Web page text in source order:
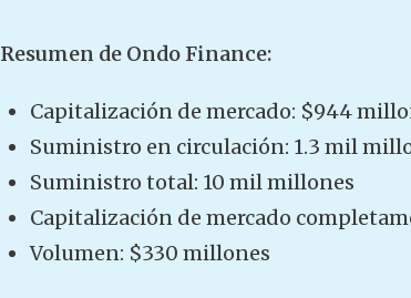
Resumen de Ondo Finance:
Capitalización de mercado: $944
Suministro en circulación: 1.3 mil
Suministro total: 10 mil millones
Capitalización de mercado
Volumen: $330 millones